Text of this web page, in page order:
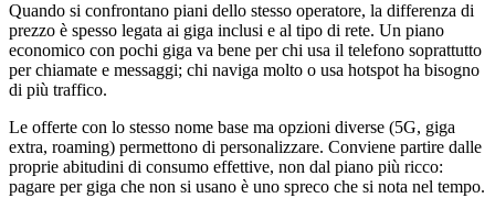
Quando si confrontano piani dello stesso operatore, la differenza di
prezzo è spesso legata ai giga inclusi e al tipo di rete. Un piano
economico con pochi giga va bene per chi usa il telefono soprattutto
per chiamate e messaggi; chi naviga molto o usa hotspot ha bisogno
di più traffico.
Le offerte con lo stesso nome base ma opzioni diverse (5G, giga
extra, roaming) permettono di personalizzare. Conviene partire dalle
proprie abitudini di consumo effettive, non dal piano più ricco:
pagare per giga che non si usano è uno spreco che si nota nel tempo.